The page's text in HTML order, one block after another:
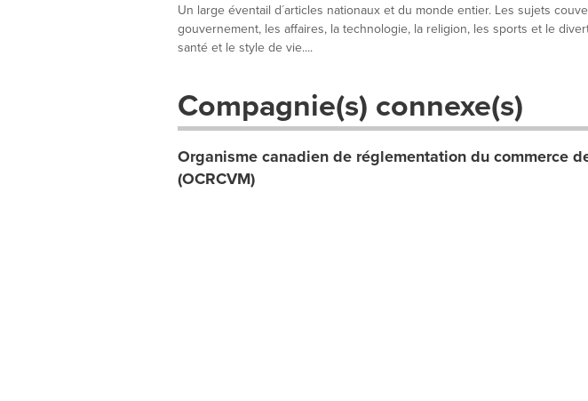
Un large éventail d´articles nationaux et du monde entier. Les sujets
gouvernement, les affaires, la technologie, la religion, les sports et le
santé et le style de vie....
Compagnie(s) connexe(s)
Organisme canadien de réglementation du commerce
(OCRCVM)